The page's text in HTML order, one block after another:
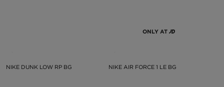
NIKE DUNK LOW RP BG
ONLY AT
NIKE AIR FORCE 1 LE BG